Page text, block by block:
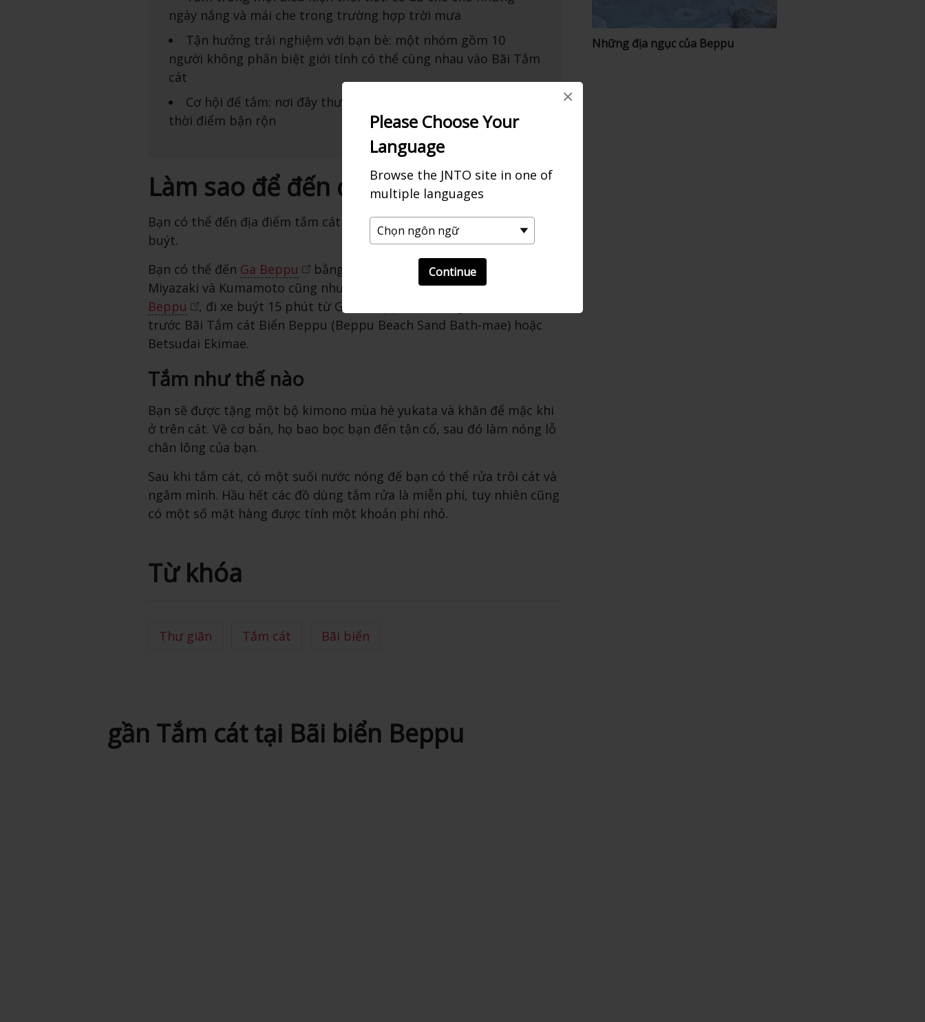
Please Choose Your
Language
Browse the JNTO site in one of
multiple languages
Continue
×
ngày nắng và mái che trong trường hợp trời mưa
Tận hưởng trải nghiệm với bạn bè: một nhóm gồm 10
người không phân biệt giới tính có thể cùng nhau vào Bãi Tắm
cát
Cơ hội để tắm: nơi đây thường hết chỗ sớm trong những
thời điểm bận rộn
Làm sao để đến đó
Bạn có thể đến địa điểm tắm cát bằng tàu hỏa và sau đó đi bằng xe
buýt.
Bạn có thể đến Ga Beppu bằng Tàu tốc hành đặc biệt từ
Miyazaki và Kumamoto cũng như từ các khu vực lân cận. Từ
Beppu
, đi xe buýt 15 phút từ Ga JR Beppu và xuống tại Rokushoen,
trước Bãi Tắm cát Biển Beppu (Beppu Beach Sand Bath-mae) hoặc
Betsudai Ekimae.
Tắm như thế nào
Bạn sẽ được tặng một bộ kimono mùa hè yukata và khăn để mặc khi
ở trên cát. Về cơ bản, họ bao bọc bạn đến tận cổ, sau đó làm nóng lỗ
chân lông của bạn.
Sau khi tắm cát, có một suối nước nóng để bạn có thể rửa trôi cát và
ngâm mình. Hầu hết các đồ dùng tắm rửa là miễn phí, tuy nhiên cũng
có một số mặt hàng được tính một khoản phí nhỏ.
Từ khóa
Thư giãn Tắm cát Bãi biển
Những địa ngục của Beppu
gần Tắm cát tại Bãi biển Beppu